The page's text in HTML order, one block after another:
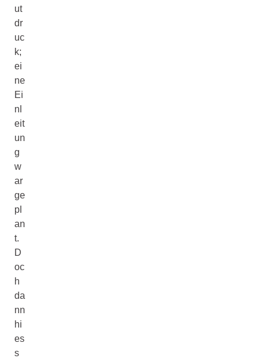
ut
dr
uc
k;
ei
ne
Ei
nl
eit
un
g
w
ar
ge
pl
an
t.
D
oc
h
da
nn
hi
es
s